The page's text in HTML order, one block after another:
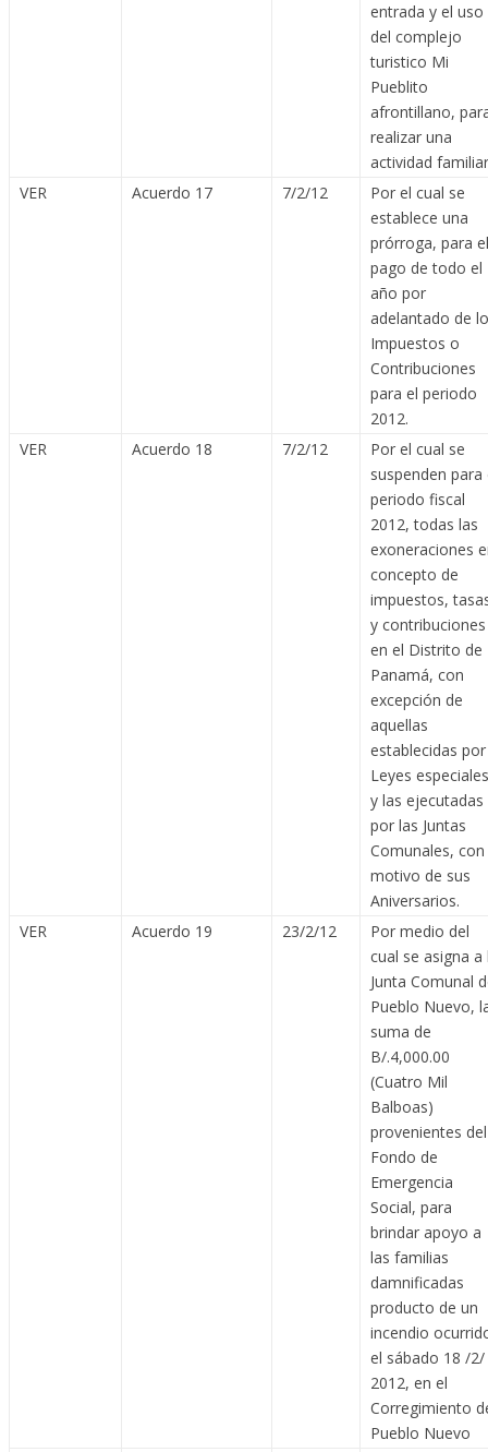
entrada y el uso
del complejo
turistico Mi
Pueblito
afrontillano,
realizar una
actividad
VER
Acuerdo 17 7/2/12
Por el cual se
establece una
prórroga, para el
pago de todo el
año por
adelantado de
Impuestos o
Contribuciones
para el periodo
2012.
VER
Acuerdo 18 7/2/12
Por el cual se
suspenden para
periodo fiscal
2012, todas las
exoneraciones
concepto de
impuestos,
y contribuciones
en el Distrito de
Panamá, con
excepción de
aquellas
establecidas por
Leyes especiales
y las ejecutadas
por las Juntas
Comunales, con
motivo de sus
Aniversarios.
VER
Acuerdo 19 23/2/12
Por medio del
cual se asigna a
Junta Comunal
Pueblo Nuevo,
suma de
B/.4,000.00
(Cuatro Mil
Balboas)
provenientes del
Fondo de
Emergencia
Social, para
brindar apoyo a
las familias
damnificadas
producto de un
incendio
el sábado 18 /2/
2012, en el
Corregimiento
Pueblo Nuevo